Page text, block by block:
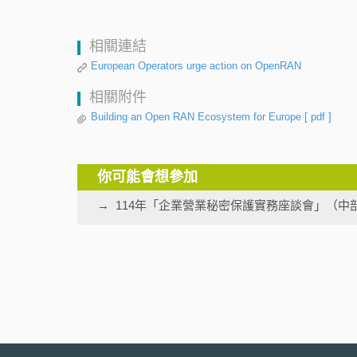
相關連結
European Operators urge action on OpenRAN
相關附件
Building an Open RAN Ecosystem for Europe [ pdf ]
你可能會想參加
114年「企業營業秘密保護實務座談會」（中